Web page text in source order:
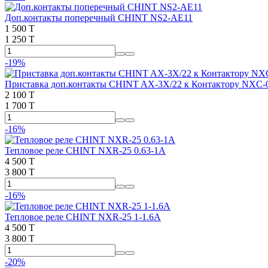
Доп.контакты поперечный CHINT NS2-AE11
1 500 T
1 250 T
-19%
Приставка доп.контакты CHINT AX-3X/22 к Контактору NXC-
2 100 T
1 700 T
-16%
Тепловое реле CHINT NXR-25 0.63-1A
4 500 T
3 800 T
-16%
Тепловое реле CHINT NXR-25 1-1.6A
4 500 T
3 800 T
-20%